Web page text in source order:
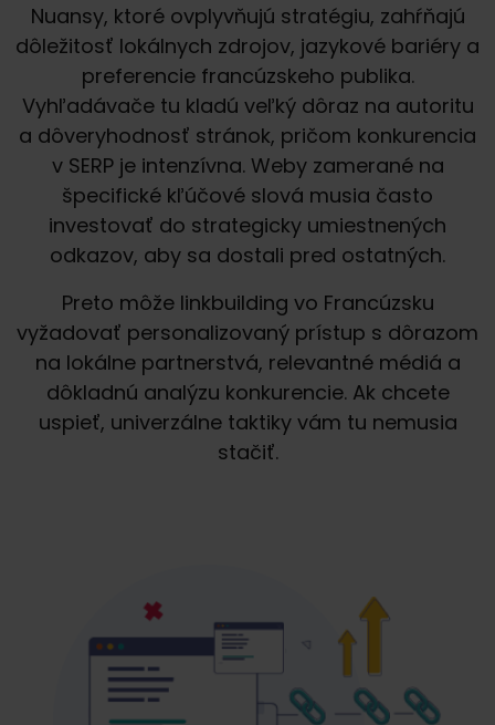
Nuansy, ktoré ovplyvňujú stratégiu, zahŕňajú
dôležitosť lokálnych zdrojov, jazykové bariéry a
preferencie francúzskeho publika.
Vyhľadávače tu kladú veľký dôraz na autoritu
a dôveryhodnosť stránok, pričom konkurencia
v SERP je intenzívna. Weby zamerané na
špecifické kľúčové slová musia často
investovať do strategicky umiestnených
odkazov, aby sa dostali pred ostatných.
Preto môže linkbuilding vo Francúzsku
vyžadovať personalizovaný prístup s dôrazom
na lokálne partnerstvá, relevantné médiá a
dôkladnú analýzu konkurencie. Ak chcete
uspieť, univerzálne taktiky vám tu nemusia
stačiť.